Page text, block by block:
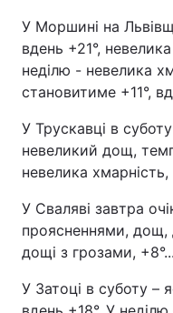
У Моршині на
вдень +21°,
неділю - невелика
становитиме +11°,
У Трускавці в
невеликий дощ,
невелика
У Сваляві завтра
проясненнями, дощ,
дощі з грозами,
У Затоці в суботу –